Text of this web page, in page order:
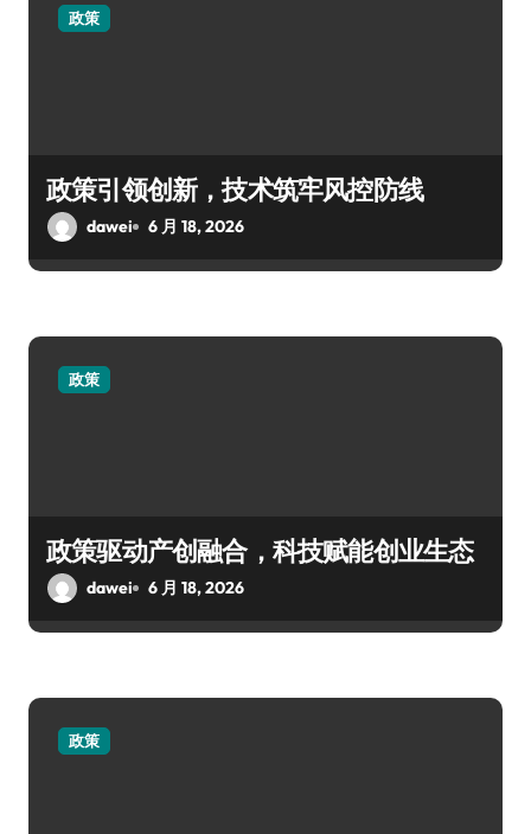
政策
政策引领创新，技术筑牢风控防线
dawei 6 月 18, 2026
政策
政策驱动产创融合，科技赋能创业生态
dawei 6 月 18, 2026
政策